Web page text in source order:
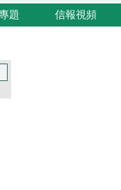
題 信報視頻